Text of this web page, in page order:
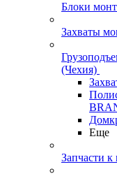
Блоки
Захваты
(Чехия)
Еще
Запчасти